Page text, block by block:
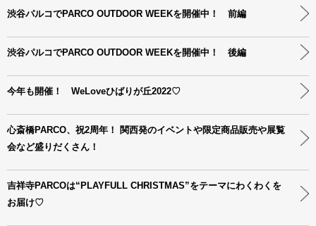
渋谷パルコでPARCO OUTDOOR WEEKを開催中！ 前編
渋谷パルコでPARCO OUTDOOR WEEKを開催中！ 後編
今年も開催！ WeLoveひばりが丘2022♡
心斎橋PARCO、祝2周年！ 関西発のイベントや限定商品販売や展覧
会など盛りだくさん！
吉祥寺PARCOは“PLAYFULL CHRISTMAS”をテーマにわくわくを
お届け♡